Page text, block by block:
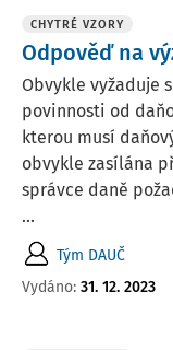
CHYTRÉ VZORY
Odpověď na
Obvykle vyžaduje
povinnosti od
kterou musí
obvykle zasílána
správce daně
...
Tým DAUČ
Vydáno: 31. 12. 2023